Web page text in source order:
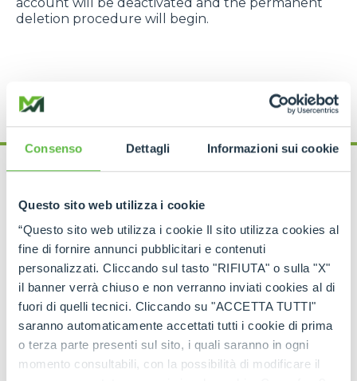
Consenso Dettagli Informazioni sui cookie
Questo sito web utilizza i cookie
“Questo sito web utilizza i cookie Il sito utilizza cookies al
fine di fornire annunci pubblicitari e contenuti
personalizzati. Cliccando sul tasto "RIFIUTA" o sulla "X"
il banner verrà chiuso e non verranno inviati cookies al di
fuori di quelli tecnici. Cliccando su "ACCETTA TUTTI"
saranno automaticamente accettati tutti i cookie di prima
o terza parte presenti sul sito, i quali saranno in ogni
momento consultabili, con la possibilità di modificare il
deletion procedure will begin.
What happens after
deletion?
Within 6 months after the deletion of the profile
Merlo S.p.A.will permanently delete any data and
information recorded and stored by the user. This
period may turn out to be longer where there are
contractual(e.g. managing ongoing service
activities)or legal(e.g. as legal justification)